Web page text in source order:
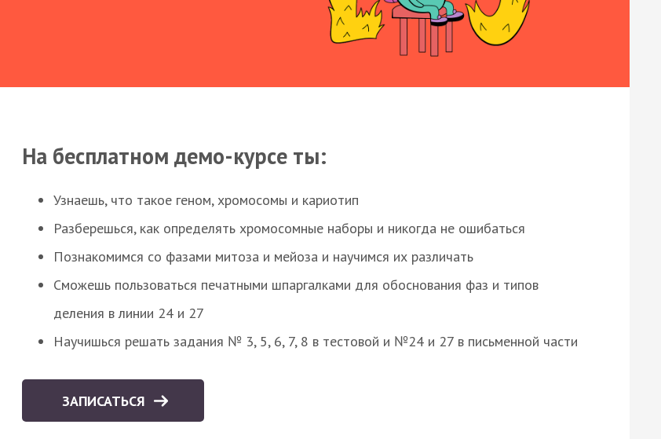
На бесплатном демо-курсе ты:
Узнаешь, что такое геном, хромосомы и кариотип
Разберешься, как определять хромосомные наборы и никогда не ошибаться
Познакомимся со фазами митоза и мейоза и научимся их различать
Сможешь пользоваться печатными шпаргалками для обоснования фаз и типов
деления в линии 24 и 27
Научишься решать задания № 3, 5, 6, 7, 8 в тестовой и №24 и 27 в письменной части
ЗАПИСАТЬСЯ